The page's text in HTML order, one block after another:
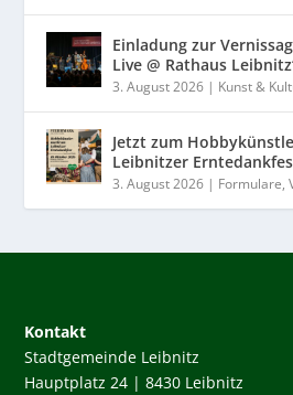
Einladung zur
Live @ Rathaus
3. August 2026 | Kunst &
Jetzt zum
Leibnitzer
3. August 2026 | Formulare,
Kontakt
Stadtgemeinde Leibnitz
Hauptplatz 24 | 8430 Leibnitz